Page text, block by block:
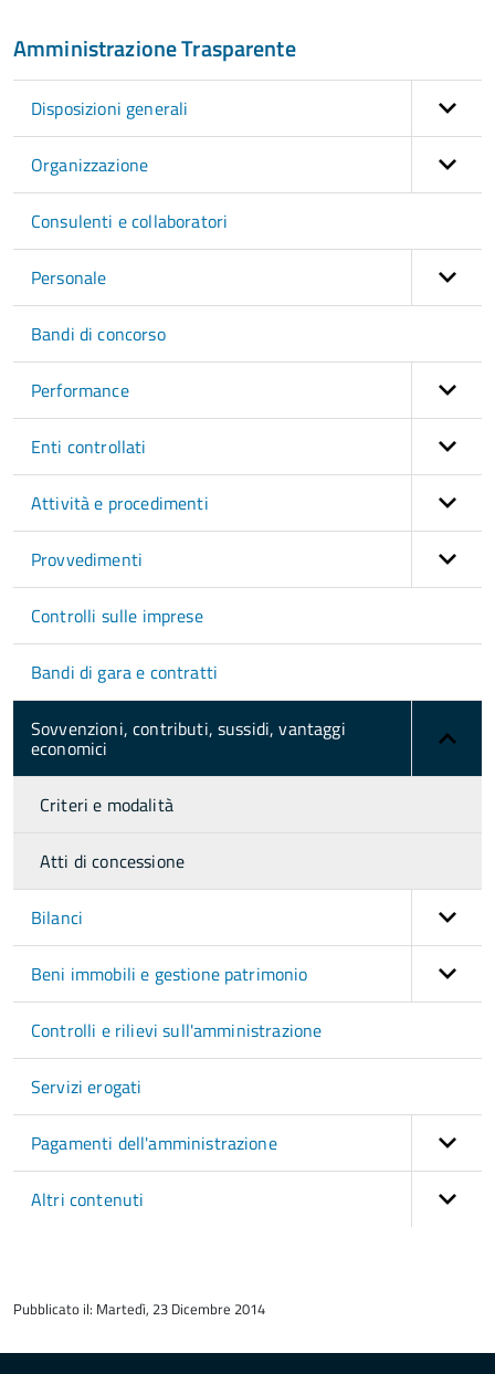
Amministrazione Trasparente
Disposizioni generali
Organizzazione
Consulenti e collaboratori
Personale
Bandi di concorso
Performance
Enti controllati
Attività e procedimenti
Provvedimenti
Controlli sulle imprese
Bandi di gara e contratti
Sovvenzioni, contributi, sussidi, vantaggi
economici
Criteri e modalità
Atti di concessione
Bilanci
Beni immobili e gestione patrimonio
Controlli e rilievi sull'amministrazione
Servizi erogati
Pagamenti dell'amministrazione
Altri contenuti
del
Pubblicato il: Martedì, 23 Dicembre 2014